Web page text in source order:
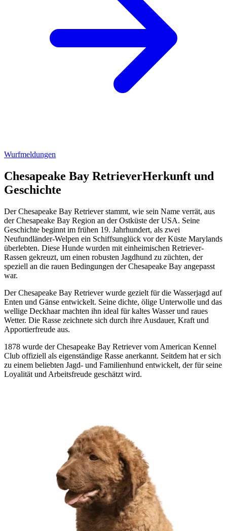
Wurfmeldungen
Chesapeake Bay RetrieverHerkunft und
Geschichte
Der Chesapeake Bay Retriever stammt, wie sein Name verrät, aus
der Chesapeake Bay Region an der Ostküste der USA. Seine
Geschichte beginnt im frühen 19. Jahrhundert, als zwei
Neufundländer-Welpen ein Schiffsunglück vor der Küste Marylands
überlebten. Diese Hunde wurden mit einheimischen Retriever-
Rassen gekreuzt, um einen robusten Jagdhund zu züchten, der
speziell an die rauen Bedingungen der Chesapeake Bay angepasst
war.
Der Chesapeake Bay Retriever wurde gezielt für die Wasserjagd auf
Enten und Gänse entwickelt. Seine dichte, ölige Unterwolle und das
wellige Deckhaar machten ihn ideal für kaltes Wasser und raues
Wetter. Die Rasse zeichnete sich durch ihre Ausdauer, Kraft und
Apportierfreude aus.
1878 wurde der Chesapeake Bay Retriever vom American Kennel
Club offiziell als eigenständige Rasse anerkannt. Seitdem hat er sich
zu einem beliebten Jagd- und Familienhund entwickelt, der für seine
Loyalität und Arbeitsfreude geschätzt wird.